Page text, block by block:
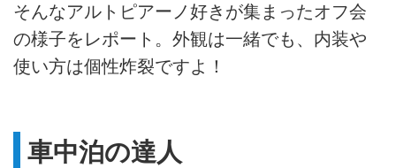
そんなアルトピアーノ好きが集まったオフ会
の様子をレポート。外観は一緒でも、内装や
使い方は個性炸裂ですよ！
車中泊の達人